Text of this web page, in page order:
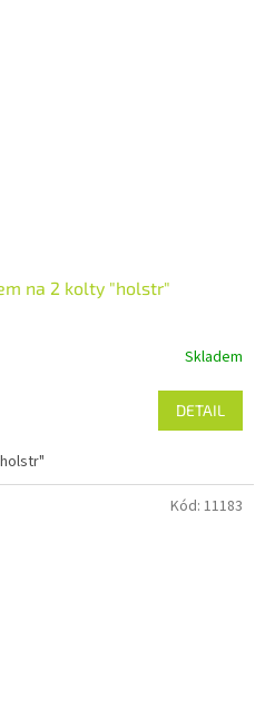
na 2 kolty "holstr"
Skladem
DETAIL
Kód: 11183